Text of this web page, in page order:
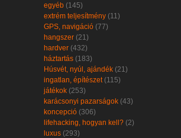
egyéb (145)
extrém teljesítmény (11)
GPS, navigáció (77)
hangszer (21)
hardver (432)
háztartás (183)
Húsvét, nyúl, ajándék (21)
ingatlan, építészet (115)
játékok (253)
karácsonyi pazarságok (43)
koncepció (306)
lifehacking, hogyan kell? (2)
luxus (293)